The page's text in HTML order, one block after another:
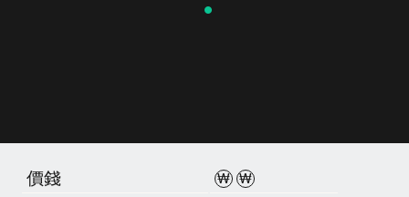
價錢 ₩ ₩